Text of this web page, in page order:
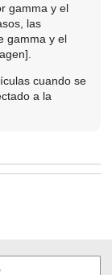
gamma y el
las
gamma y el
cuando se
a la